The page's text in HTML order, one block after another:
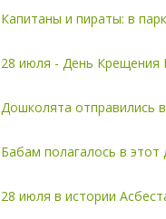
Капитаны и пираты: в
28 июля - День Крещения
Дошколята отправились
Бабам полагалось в
28 июля в истории